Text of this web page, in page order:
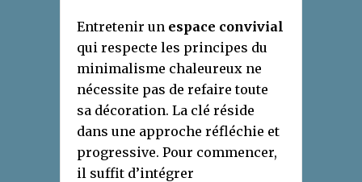
Entretenir un espace convivial
qui respecte les principes du
minimalisme chaleureux ne
nécessite pas de refaire toute
sa décoration. La clé réside
dans une approche réfléchie et
progressive. Pour commencer,
il suffit d’intégrer